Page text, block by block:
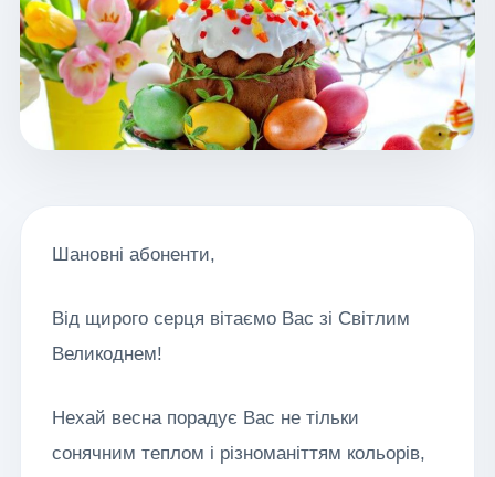
Шановні абоненти,
Від щирого серця вітаємо Вас зі Світлим
Великоднем!
Нехай весна порадує Вас не тільки
сонячним теплом і різноманіттям кольорів,